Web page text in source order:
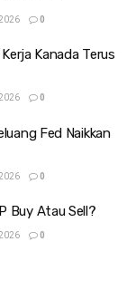
0
Kanada Terus
0
Fed Naikkan
0
Buy Atau Sell?
0